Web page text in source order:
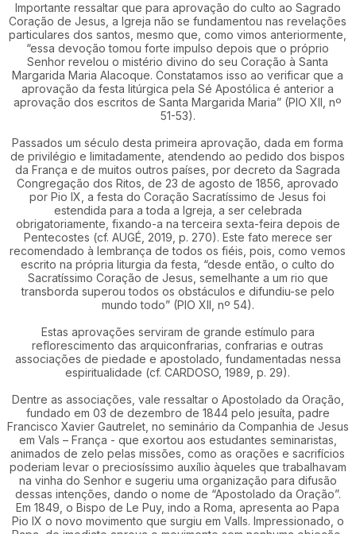
Importante ressaltar que para aprovação do culto ao Sagrado
Coração de Jesus, a Igreja não se fundamentou nas revelações
particulares dos santos, mesmo que, como vimos anteriormente,
“essa devoção tomou forte impulso depois que o próprio
Senhor revelou o mistério divino do seu Coração à Santa
Margarida Maria Alacoque. Constatamos isso ao verificar que a
aprovação da festa litúrgica pela Sé Apostólica é anterior a
aprovação dos escritos de Santa Margarida Maria” (PIO XII, nº
51-53).
Passados um século desta primeira aprovação, dada em forma
de privilégio e limitadamente, atendendo ao pedido dos bispos
da França e de muitos outros países, por decreto da Sagrada
Congregação dos Ritos, de 23 de agosto de 1856, aprovado
por Pio IX, a festa do Coração Sacratíssimo de Jesus foi
estendida para a toda a Igreja, a ser celebrada
obrigatoriamente, fixando-a na terceira sexta-feira depois de
Pentecostes (cf. AUGÉ, 2019, p. 270). Este fato merece ser
recomendado à lembrança de todos os fiéis, pois, como vemos
escrito na própria liturgia da festa, “desde então, o culto do
Sacratíssimo Coração de Jesus, semelhante a um rio que
transborda superou todos os obstáculos e difundiu-se pelo
mundo todo” (PIO XII, nº 54).
Estas aprovações serviram de grande estímulo para
reflorescimento das arquiconfrarias, confrarias e outras
associações de piedade e apostolado, fundamentadas nessa
espiritualidade (cf. CARDOSO, 1989, p. 29).
Dentre as associações, vale ressaltar o Apostolado da Oração,
fundado em 03 de dezembro de 1844 pelo jesuíta, padre
Francisco Xavier Gautrelet, no seminário da Companhia de Jesus
em Vals – França - que exortou aos estudantes seminaristas,
animados de zelo pelas missões, como as orações e sacrifícios
poderiam levar o preciosíssimo auxílio àqueles que trabalhavam
na vinha do Senhor e sugeriu uma organização para difusão
dessas intenções, dando o nome de “Apostolado da Oração”.
Em 1849, o Bispo de Le Puy, indo a Roma, apresenta ao Papa
Pio IX o novo movimento que surgiu em Valls. Impressionado, o